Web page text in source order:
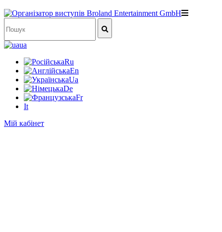
ua
Ru
En
Ua
De
Fr
It
Мій кабінет